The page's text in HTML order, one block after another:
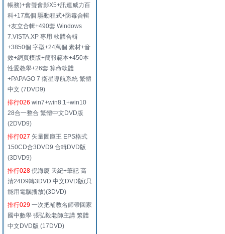
帳務)+會聲會影X5+訊連威力百
科+17萬個 驅動程式+防毒合輯
+友立合輯+490套 Windows
7.VISTA.XP 專用 軟體合輯
+3850個 字型+24萬個 素材+音
效+網頁模版+簡報範本+450本
性愛教學+26套 算命軟體
+PAPAGO 7 衛星導航系統 繁體
中文 (7DVD9)
排行026 win7+win8.1+win10
28合一整合 繁體中文DVD版
(2DVD9)
排行027 矢量圖庫王 EPS格式
150CD合3DVD9 合輯DVD版
(3DVD9)
排行028 倪海廈 天紀+筆記 高
清24D9轉3DVD 中文DVD版(只
能用電腦播放)(3DVD)
排行029 一次把補教名師帶回家
國中數學 張弘毅老師主講 繁體
中文DVD版 (17DVD)